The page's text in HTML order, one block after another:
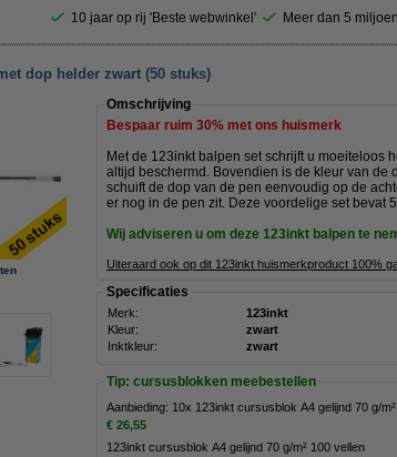
10 jaar op rij 'Beste webwinkel' Meer dan 5
dop helder zwart (50 stuks)
Omschrijving
Bespaar ruim 30% met ons huismerk
Met de 123inkt balpen set schrijft u moeiteloos
altijd beschermd. Bovendien is de kleur van de
schuift de dop van de pen eenvoudig op de
er nog in de pen zit. Deze voordelige set bevat
Wij adviseren u om deze 123inkt balpen te
Uiteraard ook op dit 123inkt huismerkproduct 100%
Specificaties
Merk: 123inkt
Kleur:
zwart
Inktkleur:
zwart
Tip: cursusblokken meebestellen
Aanbieding: 10x 123inkt cursusblok A4 gelijnd 70 g/
€ 26,55
123inkt cursusblok A4 gelijnd 70 g/m² 100 vellen